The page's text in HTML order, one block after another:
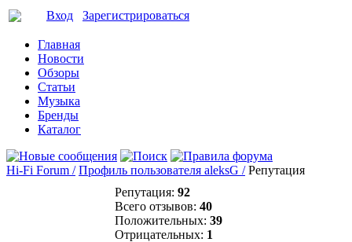
Вход Зарегистрироваться
Главная
Новости
Обзоры
Статьи
Музыка
Бренды
Каталог
Hi-Fi Forum / Профиль пользователя aleksG / Репутация
Репутация: 92
Всего отзывов: 40
Положительных: 39
Отрицательных: 1